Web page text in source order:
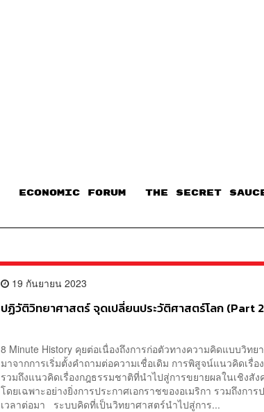
ECONOMIC FORUM THE SECRET
19 กันยายน 2023
ปฏิวัติวิทยาศาสตร์ จุดเปลี่ยนประวัติศาสตร์โลก (Part
8 Minute History คุยต่อเนื่องถึงการก่อตัวทางความคิดแบบวิท
มาจากการเริ่มตั้งคำถามต่อความเชื่อเดิม การพิสูจน์แนวคิดเรื่อ
รวมถึงแนวคิดเรื่องกฎธรรมชาติที่นำไปสู่การขยายผลในเชิงสัง
โดยเฉพาะอย่างยิ่งการประกาศเอกราชของอเมริกา รวมถึงการ
เวลาต่อมา ระบบคิดที่เป็นวิทยาศาสตร์นำไปสู่การ...